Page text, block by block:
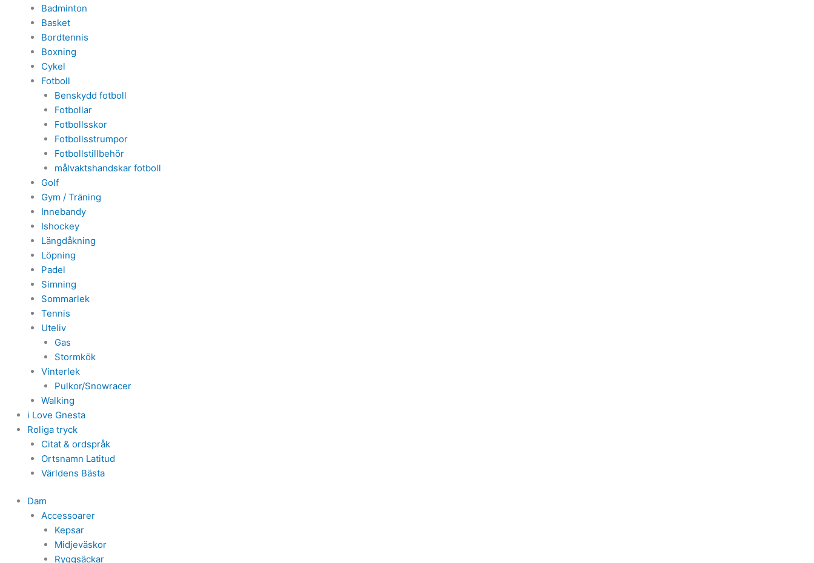
Badminton
Basket
Bordtennis
Boxning
Cykel
Fotboll
Benskydd fotboll
Fotbollar
Fotbollsskor
Fotbollsstrumpor
Fotbollstillbehör
målvaktshandskar fotboll
Golf
Gym / Träning
Innebandy
Ishockey
Längdåkning
Löpning
Padel
Simning
Sommarlek
Tennis
Uteliv
Gas
Stormkök
Vinterlek
Pulkor/Snowracer
Walking
i Love Gnesta
Roliga tryck
Citat & ordspråk
Ortsnamn Latitud
Världens Bästa
Dam
Accessoarer
Kepsar
Midjeväskor
Ryggsäckar